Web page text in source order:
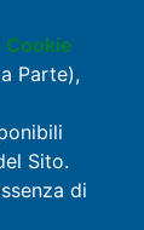
Cookie
Parte),
Sito.
di
PRICES
OFFERS